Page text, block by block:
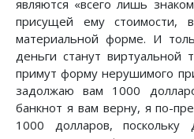
являются «всего лишь
присущей ему стоимости,
материальной форме. И
деньги станут виртуальной
примут форму нерушимого
задолжаю вам 1000
банкнот я вам верну, я по-
1000 долларов, поскольку